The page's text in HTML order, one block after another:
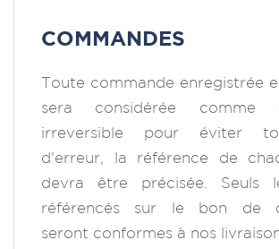
COMMANDES
Toute commande enregistrée
sera considérée comme
irreversible pour éviter
d'erreur, la référence de
devra être précisée. Seuls
référencés sur le bon de
seront conformes à nos